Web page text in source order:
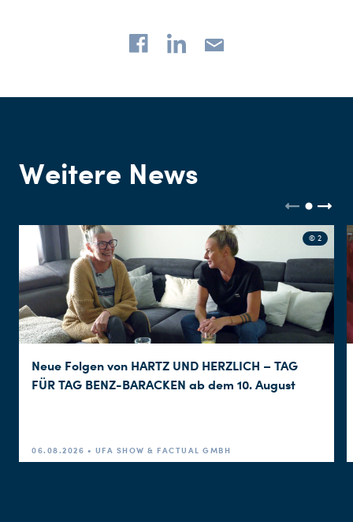
Weitere News
© 2
Neue Folgen von HARTZ UND HERZLICH – TAG
FÜR TAG BENZ-BARACKEN ab dem 10. August
06.08.2026 • UFA SHOW & FACTUAL GMBH